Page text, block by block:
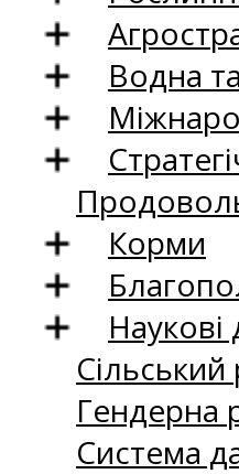
Водна
Корми
Гендерна
Система